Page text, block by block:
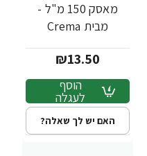
מאסק 150 מ"ל -
מבית Crema
₪13.50
הוסף
לעגלה
האם יש לך שאלה?